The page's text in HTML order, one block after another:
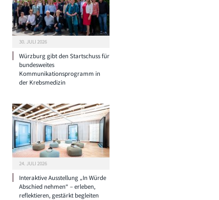
30. JULI 2026
Würzburg gibt den Startschuss für
bundesweites
Kommunikationsprogramm in
der Krebsmedizin
24. JULI 2026
Interaktive Ausstellung „In Würde
Abschied nehmen“ – erleben,
reflektieren, gestärkt begleiten